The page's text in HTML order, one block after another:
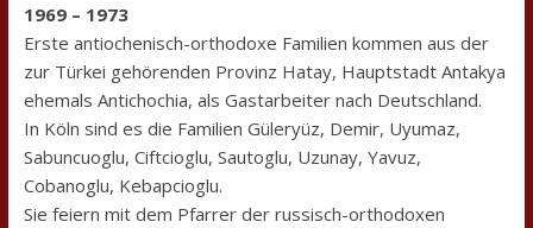
1969 – 1973
Erste antiochenisch-orthodoxe Familien kommen aus der
zur Türkei gehörenden Provinz Hatay, Hauptstadt Antakya
ehemals Antichochia, als Gastarbeiter nach Deutschland.
In Köln sind es die Familien Güleryüz, Demir, Uyumaz,
Sabuncuoglu, Ciftcioglu, Sautoglu, Uzunay, Yavuz,
Cobanoglu, Kebapcioglu.
Sie feiern mit dem Pfarrer der russisch-orthodoxen